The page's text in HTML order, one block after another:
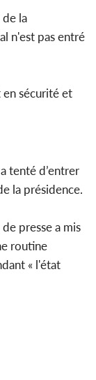
la
n'est pas entré
en sécurité et
tenté d’entrer
la présidence.
presse a mis
routine
« l'état